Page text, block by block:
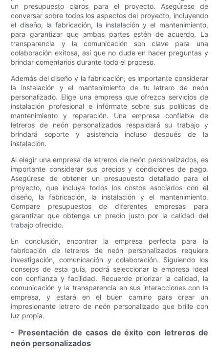
un presupuesto claros para el proyecto. Asegúrese de
conversar sobre todos los aspectos del proyecto, incluyendo
el diseño, la fabricación, la instalación y el mantenimiento,
para garantizar que ambas partes estén de acuerdo. La
transparencia y la comunicación son clave para una
colaboración exitosa, así que no dude en hacer preguntas y
brindar comentarios durante todo el proceso.
Además del diseño y la fabricación, es importante considerar
la instalación y el mantenimiento de tu letrero de neón
personalizado. Elige una empresa que ofrezca servicios de
instalación profesional e infórmate sobre sus políticas de
mantenimiento y reparación. Una empresa confiable de
letreros de neón personalizados respaldará su trabajo y
brindará soporte y asistencia incluso después de la
instalación.
Al elegir una empresa de letreros de neón personalizados, es
importante considerar sus precios y condiciones de pago.
Asegúrese de obtener un presupuesto detallado para el
proyecto, que incluya todos los costos asociados con el
diseño, la fabricación, la instalación y el mantenimiento.
Compare presupuestos de diferentes empresas para
garantizar que obtenga un precio justo por la calidad del
trabajo ofrecido.
En conclusión, encontrar la empresa perfecta para la
fabricación de letreros de neón personalizados requiere
investigación, comunicación y colaboración. Siguiendo los
consejos de esta guía, podrá seleccionar la empresa ideal
con confianza y facilidad. Recuerde priorizar la calidad, la
comunicación y la transparencia en sus interacciones con la
empresa, y estará en el buen camino para crear un
impresionante letrero de neón personalizado que brille con
luz propia.
- Presentación de casos de éxito con letreros de
neón personalizados